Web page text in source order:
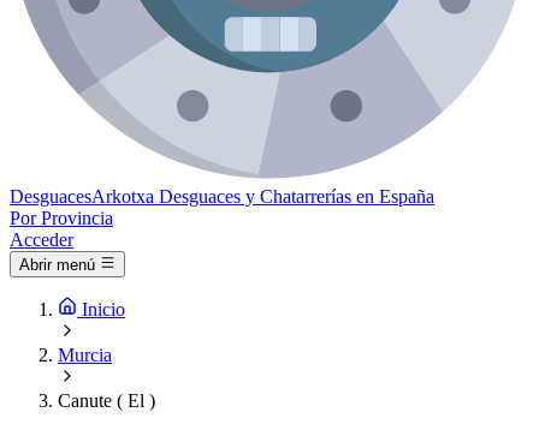
DesguacesArkotxa Desguaces y Chatarrerías en España
Por Provincia
Acceder
Abrir menú
Inicio
Murcia
Canute ( El )